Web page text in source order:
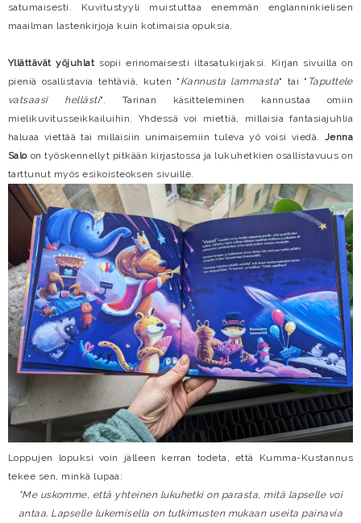
satumaisesti. Kuvitustyyli muistuttaa enemmän englanninkielisen
maailman lastenkirjoja kuin kotimaisia opuksia.
Yllättävät yöjuhlat sopii erinomaisesti iltasatukirjaksi. Kirjan sivuilla on
pieniä osallistavia tehtäviä, kuten " Kannusta lammasta" tai " Taputtele
vatsaasi hellästi". Tarinan käsitteleminen kannustaa omiin
mielikuvitusseikkailuihin. Yhdessä voi miettiä, millaisia fantasiajuhlia
haluaa viettää tai millaisiin unimaisemiin tuleva yö voisi viedä. Jenna
Saloon työskennellyt pitkään kirjastossa ja lukuhetkien osallistavuus on
tarttunut myös esikoisteoksen sivuille.
Loppujen lopuksi voin jälleen kerran todeta, että Kumma-Kustannus
tekee sen, minkä lupaa:
"Me uskomme, että yhteinen lukuhetki on parasta, mitä lapselle voi
antaa. Lapselle lukemisella on tutkimusten mukaan useita painavia